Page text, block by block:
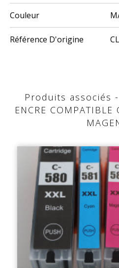
Couleur
Référence D'origine
Produits associés -
ENCRE COMPATIBLE